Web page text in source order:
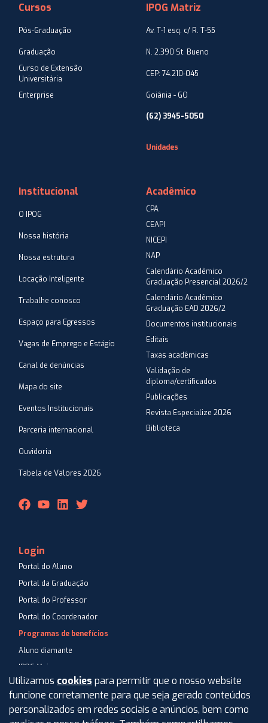
Cursos
Pós-Graduação
Graduação
Curso de Extensão
Universitária
Enterprise
Institucional
O IPOG
Nossa história
Nossa estrutura
Locação Inteligente
Trabalhe conosco
Espaço para Egressos
Vagas de Emprego e Estágio
Canal de denúncias
Mapa do site
Eventos Institucionais
Parceria internacional
Ouvidoria
Tabela de Valores 2026
Acadêmico
CPA
CEAPI
NICEPI
NAP
Calendário Acadêmico
Graduação Presencial 2026/2
Calendário Acadêmico
Graduação EAD 2026/2
Documentos institucionais
Editais
Taxas acadêmicas
Validação de
diploma/certificados
Publicações
Revista Especialize 2026
Biblioteca
Login
Portal do Aluno
Portal da Graduação
Portal do Professor
Portal do Coordenador
Programas de benefícios
Aluno diamante
IPOG Mais
Blog
Central de Atendimento
Perguntas Frequentes
IPOG Matriz
Av. T-1 esq. c/ R. T-55
N. 2.390 St. Bueno
CEP: 74.210-045
Goiânia - GO
(62) 3945-5050
Unidades
Utilizamos cookies para permitir que o nosso website
funcione corretamente para que seja gerado conteúdos
personalizados em redes sociais e anúncios, bem como